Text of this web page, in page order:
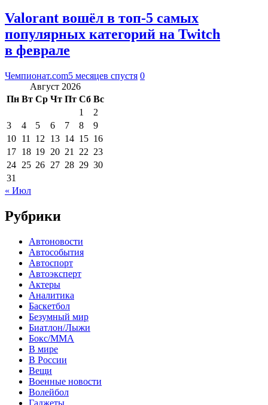
Valorant вошёл в топ-5 самых
популярных категорий на Twitch
в феврале
Чемпионат.com5 месяцев спустя 0
Август 2026
Пн Вт Ср Чт Пт Сб Вс
1
2
3
4 5 6 7 8
9
10 11 12 13 14 15 16
17 18 19 20 21 22 23
24 25 26 27 28 29 30
31
« Июл
Рубрики
Автоновости
Автособытия
Автоспорт
Автоэксперт
Актеры
Аналитика
Баскетбол
Безумный мир
Биатлон/Лыжи
Бокс/MMA
В мире
В России
Вещи
Военные новости
Волейбол
Гаджеты